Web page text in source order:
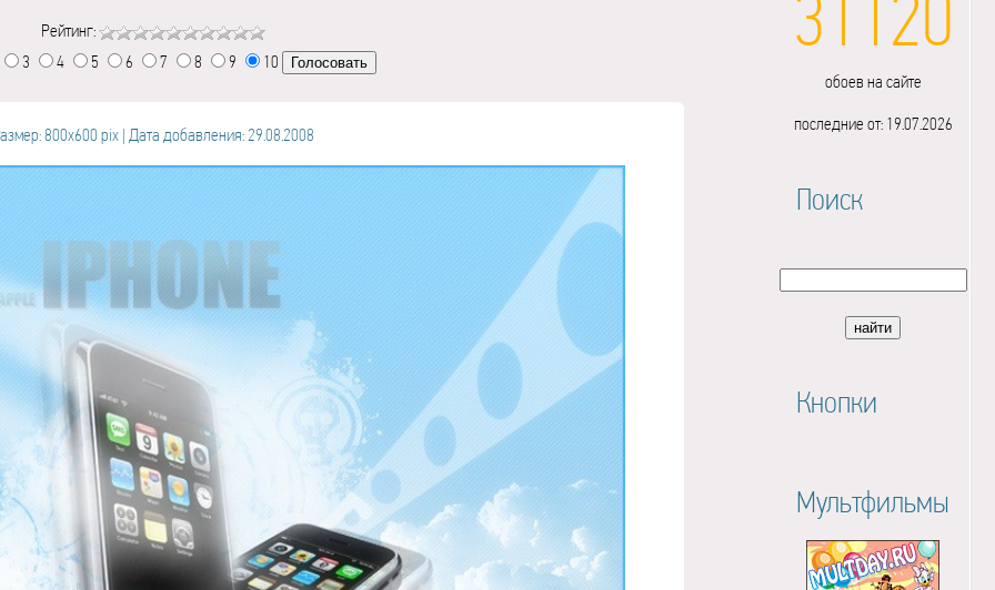
Рейтинг:
3
4 5 6 7 8 9 10
800x600 pix | Дата добавления: 29.08.2008
31120
обоев на сайте
последние от: 19.07.2026
Поиск
Кнопки
Мультфильмы